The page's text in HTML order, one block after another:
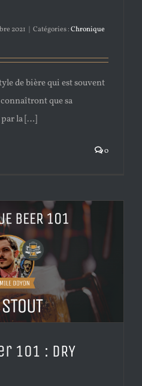
2021 Catégories :Chronique
de bière qui est souvent
que sa
la […]
0
101 : DRY